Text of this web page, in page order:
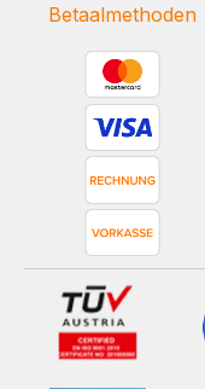
Betaalmethoden